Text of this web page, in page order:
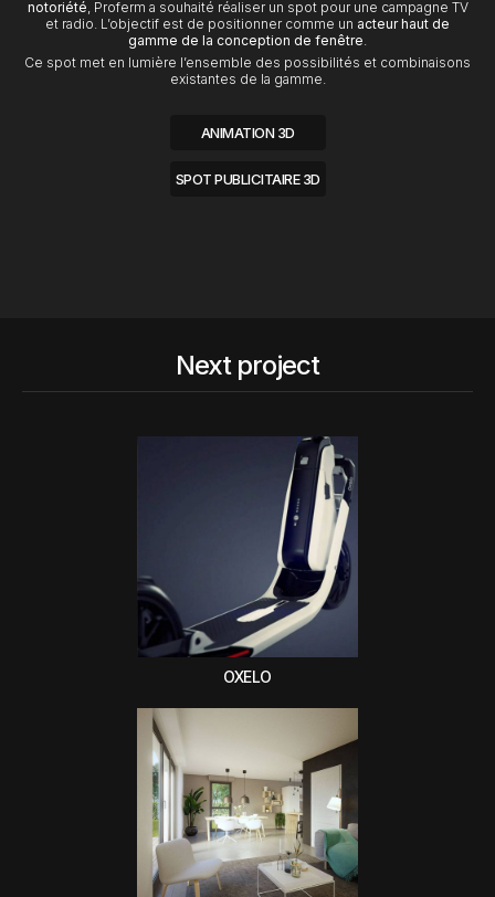
notoriété , Proferm a souhaité réaliser un spot pour une campagne TV
et radio. L’objectif est de positionner comme un acteur haut de
gamme de la conception de fenêtre
Ce spot met en lumière l’ensemble des possibilités et combinaisons
existantes de la gamme.
ANIMATION 3D
SPOT PUBLICITAIRE 3D
Next project
OXELO